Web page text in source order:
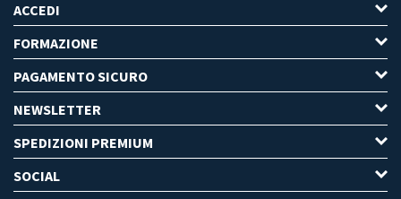
ACCEDI
FORMAZIONE
PAGAMENTO SICURO
NEWSLETTER
SPEDIZIONI PREMIUM
SOCIAL